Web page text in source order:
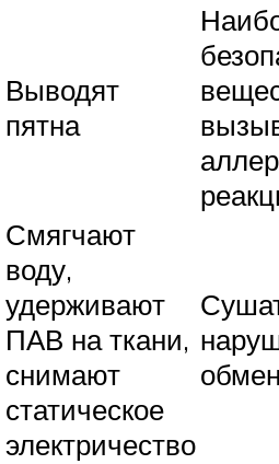
Выводят
пятна
Смягчают
воду,
удерживают
ПАВ на ткани,
снимают
статическое
электричество